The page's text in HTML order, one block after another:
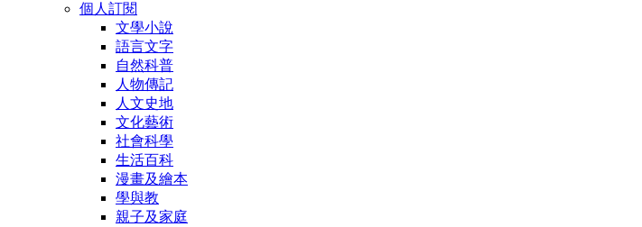
個人訂閱
文學小說
語言文字
自然科普
人物傳記
人文史地
文化藝術
社會科學
生活百科
漫畫及繪本
學與教
親子及家庭